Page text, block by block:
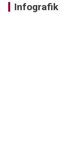
Infografik